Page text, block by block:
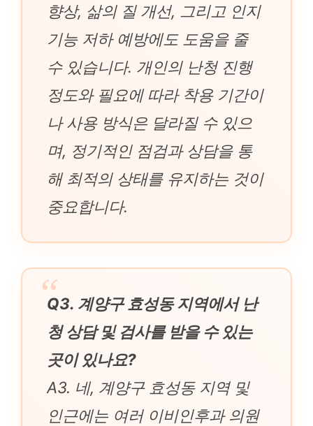
향상, 삶의 질 개선, 그리고 인지
기능 저하 예방에도 도움을 줄
수 있습니다. 개인의 난청 진행
정도와 필요에 따라 착용 기간이
나 사용 방식은 달라질 수 있으
며, 정기적인 점검과 상담을 통
해 최적의 상태를 유지하는 것이
중요합니다.
Q3. 계양구 효성동 지역에서 난
청 상담 및 검사를 받을 수 있는
곳이 있나요?
A3. 네, 계양구 효성동 지역 및
인근에는 여러 이비인후과 의원